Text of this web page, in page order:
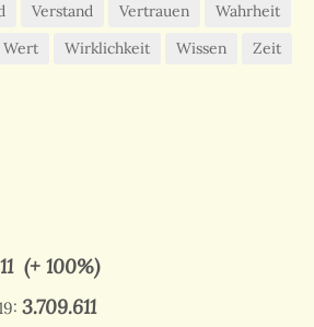
Verstand Vertrauen
Wahrheit
Wert Wirklichkeit Wissen
Zeit
(+ 100%)
3.709.611